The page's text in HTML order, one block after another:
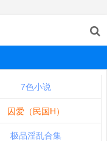
7色小说
囚爱（民国H）
极品淫乱合集